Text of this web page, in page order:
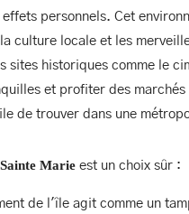
BUNGALOW
ILE AUX NATTES
MASSAGE
personnels. Cet
culture locale et les
sites historiques comme le
et profiter des marchés
de trouver dans une
Sainte Marie est un choix sûr :
de l'île agit comme un